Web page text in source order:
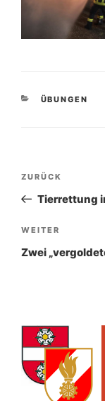
KATEGORIEN
ÜBUNGEN
Vorheriger
Beitrag
ZURÜCK
Tierrettung
Nächster
Beitrag
WEITER
Zwei